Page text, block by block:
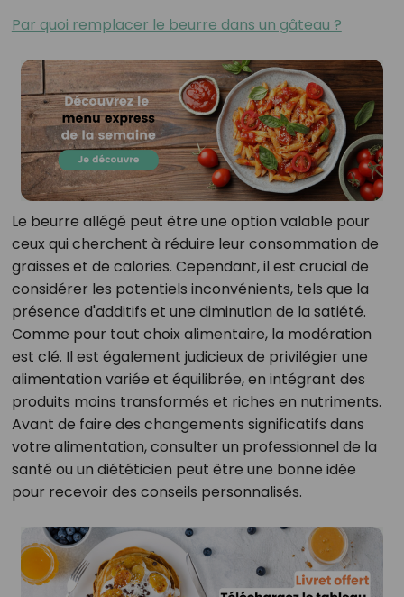
Par quoi remplacer le beurre dans un gâteau ?
Le beurre allégé peut être une option valable pour
ceux qui cherchent à réduire leur consommation de
graisses et de calories. Cependant, il est crucial de
considérer les potentiels inconvénients, tels que la
présence d'additifs et une diminution de la satiété.
Comme pour tout choix alimentaire, la modération
est clé. Il est également judicieux de privilégier une
alimentation variée et équilibrée, en intégrant des
produits moins transformés et riches en nutriments.
Avant de faire des changements significatifs dans
votre alimentation, consulter un professionnel de la
santé ou un diététicien peut être une bonne idée
pour recevoir des conseils personnalisés.